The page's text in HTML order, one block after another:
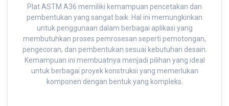
Plat ASTM A36 memiliki kemampuan pencetakan dan
pembentukan yang sangat baik. Hal ini memungkinkan
untuk penggunaan dalam berbagai aplikasi yang
membutuhkan proses pemrosesan seperti pemotongan,
pengecoran, dan pembentukan sesuai kebutuhan desain.
Kemampuan ini membuatnya menjadi pilihan yang ideal
untuk berbagai proyek konstruksi yang memerlukan
komponen dengan bentuk yang kompleks.